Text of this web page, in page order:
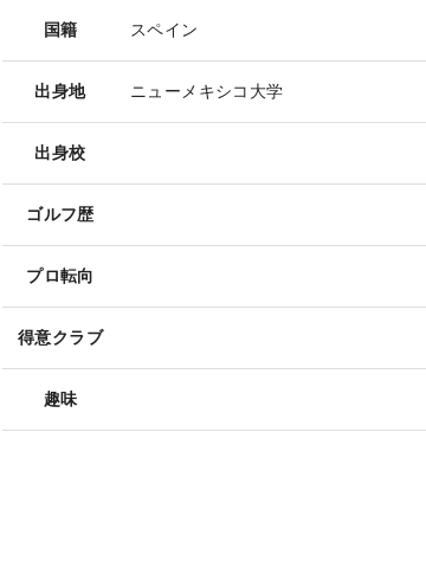
国籍 スペイン
出身地 ニューメキシコ大学
出身校
ゴルフ歴
プロ転向
得意クラブ
趣味